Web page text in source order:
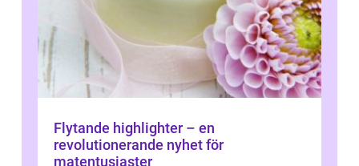
Flytande highlighter – en
revolutionerande nyhet för
matentusiaster